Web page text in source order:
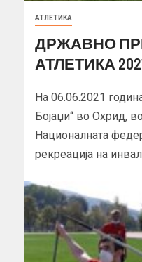
АТЛЕТИКА
ДРЖАВНО
АТЛЕТИКА
На 06.06.2021
Бојаџи“ во Охрид,
Националната
рекреација на